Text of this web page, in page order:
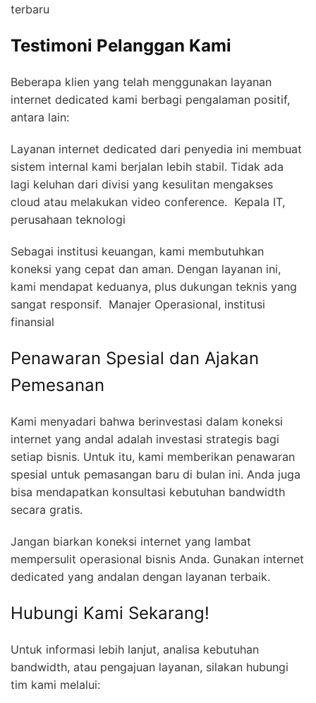
terbaru
Testimoni Pelanggan Kami
Beberapa klien yang telah menggunakan layanan
internet dedicated kami berbagi pengalaman positif,
antara lain:
Layanan internet dedicated dari penyedia ini membuat
sistem internal kami berjalan lebih stabil. Tidak ada
lagi keluhan dari divisi yang kesulitan mengakses
cloud atau melakukan video conference.  Kepala IT,
perusahaan teknologi
Sebagai institusi keuangan, kami membutuhkan
koneksi yang cepat dan aman. Dengan layanan ini,
kami mendapat keduanya, plus dukungan teknis yang
sangat responsif.  Manajer Operasional, institusi
finansial
Penawaran Spesial dan Ajakan
Pemesanan
Kami menyadari bahwa berinvestasi dalam koneksi
internet yang andal adalah investasi strategis bagi
setiap bisnis. Untuk itu, kami memberikan penawaran
spesial untuk pemasangan baru di bulan ini. Anda juga
bisa mendapatkan konsultasi kebutuhan bandwidth
secara gratis.
Jangan biarkan koneksi internet yang lambat
mempersulit operasional bisnis Anda. Gunakan internet
dedicated yang andalan dengan layanan terbaik.
Hubungi Kami Sekarang!
Untuk informasi lebih lanjut, analisa kebutuhan
bandwidth, atau pengajuan layanan, silakan hubungi
tim kami melalui: